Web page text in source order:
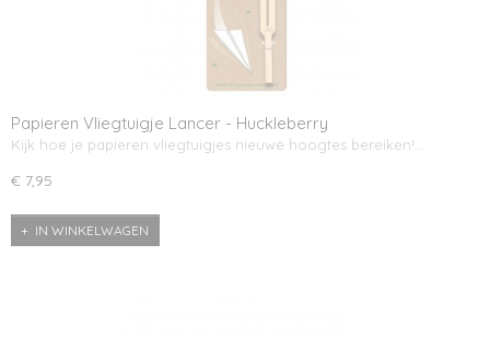
Papieren Vliegtuigje Lancer - Huckleberry
Kijk hoe je papieren vliegtuigjes nieuwe hoogtes bereiken!…
€ 7,95
IN WINKELWAGEN